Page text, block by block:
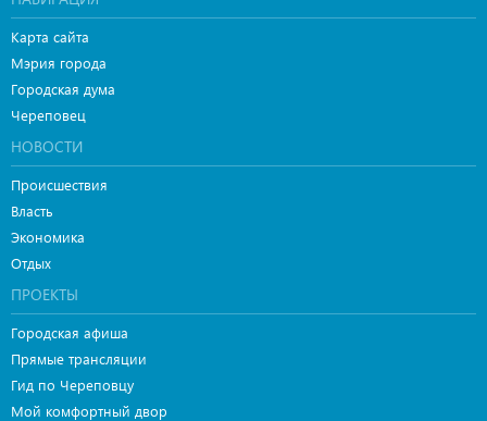
Карта сайта
Мэрия города
Городская дума
Череповец
НОВОСТИ
Происшествия
Власть
Экономика
Отдых
ПРОЕКТЫ
Городская афиша
Прямые трансляции
Гид по Череповцу
Мой комфортный двор